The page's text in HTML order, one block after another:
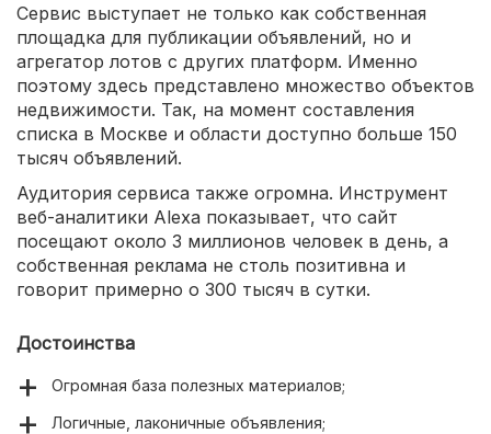
Сервис выступает не только как собственная
площадка для публикации объявлений, но и
агрегатор лотов с других платформ. Именно
поэтому здесь представлено множество объектов
недвижимости. Так, на момент составления
списка в Москве и области доступно больше 150
тысяч объявлений.
Аудитория сервиса также огромна. Инструмент
веб-аналитики Alexa показывает, что сайт
посещают около 3 миллионов человек в день, а
собственная реклама не столь позитивна и
говорит примерно о 300 тысяч в сутки.
Достоинства
Огромная база полезных материалов;
Логичные, лаконичные объявления;